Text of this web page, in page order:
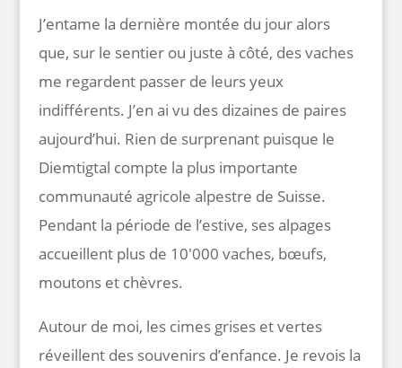
J’entame la dernière montée du jour alors
que, sur le sentier ou juste à côté, des vaches
me regardent passer de leurs yeux
indifférents. J’en ai vu des dizaines de paires
aujourd’hui. Rien de surprenant puisque le
Diemtigtal compte la plus importante
communauté agricole alpestre de Suisse.
Pendant la période de l’estive, ses alpages
accueillent plus de 10'000 vaches, bœufs,
moutons et chèvres.
Autour de moi, les cimes grises et vertes
réveillent des souvenirs d’enfance. Je revois la